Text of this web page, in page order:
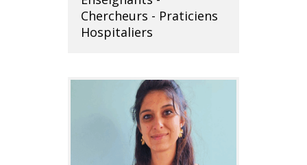
Chercheurs - Praticiens
Hospitaliers